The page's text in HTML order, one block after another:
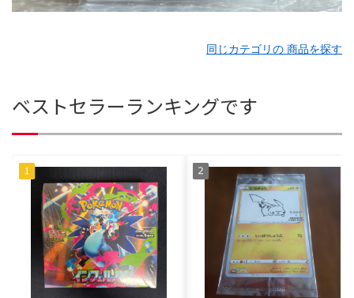
同じカテゴリの 商品を探す
ベストセラーランキングです